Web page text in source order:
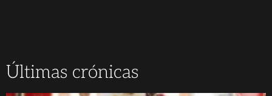
Últimas crónicas